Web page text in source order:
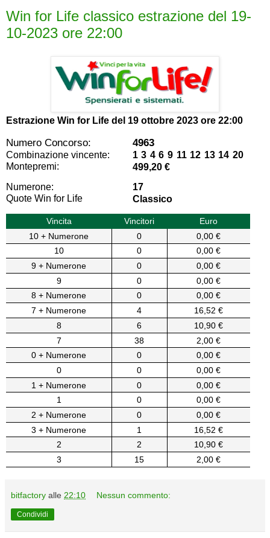
Win for Life classico estrazione del 19-
10-2023 ore 22:00
Estrazione Win for Life del 19 ottobre 2023 ore 22:00
Numero Concorso: 4963
Combinazione vincente:
1 3 4 6 9 11 12 13 14 20
Montepremi:
499,20 €
Numerone:
17
Quote Win for Life
Classico
Vincita Vincitori
Euro
10 + Numerone
0
0,00 €
10
0
0,00 €
9 + Numerone
0
0,00 €
9
0
0,00 €
8 + Numerone
0
0,00 €
7 + Numerone
4
16,52 €
8
6
10,90 €
7
38
2,00 €
0 + Numerone
0
0,00 €
0
0
0,00 €
1 + Numerone
0
0,00 €
1
0
0,00 €
2 + Numerone
0
0,00 €
3 + Numerone
1
16,52 €
2
2
10,90 €
3
15 2,00 €
bitfactory alle 22:10 Nessun commento:
Condividi